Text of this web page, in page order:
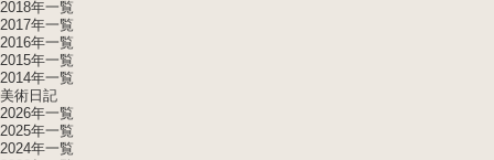
2018年一覧
2017年一覧
2016年一覧
2015年一覧
2014年一覧
美術日記
2026年一覧
2025年一覧
2024年一覧